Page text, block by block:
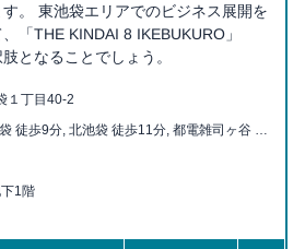
。 東池袋エリアでのビジネス展開を
「THE KINDAI 8 IKEBUKURO」
となることでしょう。
１丁目40-2
徒歩9分, 北池袋 徒歩11分, 都電雑司ヶ谷 徒
子母神前 徒歩16分, 要町 徒歩17分, 巣鴨新
歩17分, 下板橋 徒歩18分, 大塚駅前 徒歩18
1階